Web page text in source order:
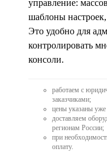
управление:
шаблоны
Это удобно для
контролировать
консоли.
работаем с
заказчиками;
цены указаны
доставляем
регионам России;
при
оплату.